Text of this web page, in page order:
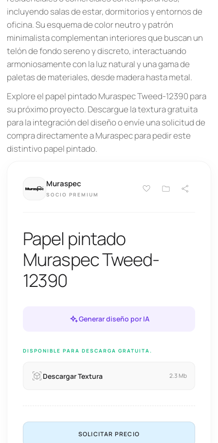
incluyendo salas de estar, dormitorios y entornos de
oficina. Su esquema de color neutro y patrón
minimalista complementan interiores que buscan un
telón de fondo sereno y discreto, interactuando
armoniosamente con la luz natural y una gama de
paletas de materiales, desde madera hasta metal.
Explore el papel pintado Muraspec Tweed-12390 para
su próximo proyecto. Descargue la textura gratuita
para la integración del diseño o envíe una solicitud de
compra directamente a Muraspec para pedir este
distintivo papel pintado.
Muraspec
SOCIO PREMIUM
Papel pintado
Muraspec Tweed-
12390
Generar diseño por IA
DISPONIBLE PARA DESCARGA GRATUITA.
Descargar Textura 2.3 Mb
SOLICITAR PRECIO